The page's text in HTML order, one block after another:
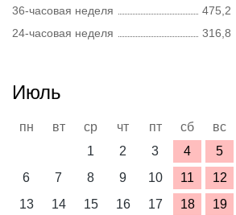
36-часовая неделя
475,2
24-часовая неделя
316,8
Июль
пн вт ср чт пт сб
вс
1
2 3 4
5
6
7 8 9 10 11
12
13
14 15 16 17 18
19